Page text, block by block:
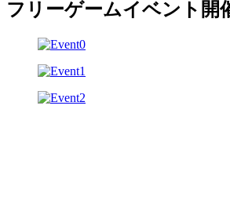
フリーゲームイベント開